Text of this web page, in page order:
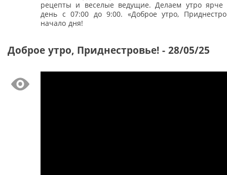
рецепты и веселые ведущие. Делаем утро ярче
день с 07:00 до 9:00. «Доброе утро,
начало дня!
Доброе утро, Приднестровье! - 28/05/25